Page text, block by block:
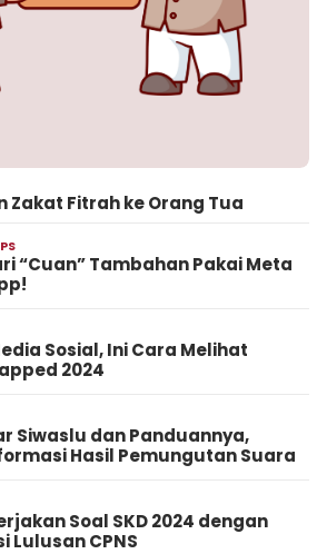
Zakat Fitrah ke Orang Tua
“Cuan” Tambahan Pakai Meta
Sosial, Ini Cara Melihat
2024
Siwaslu dan Panduannya,
Hasil Pemungutan Suara
Soal SKD 2024 dengan
Lulusan CPNS